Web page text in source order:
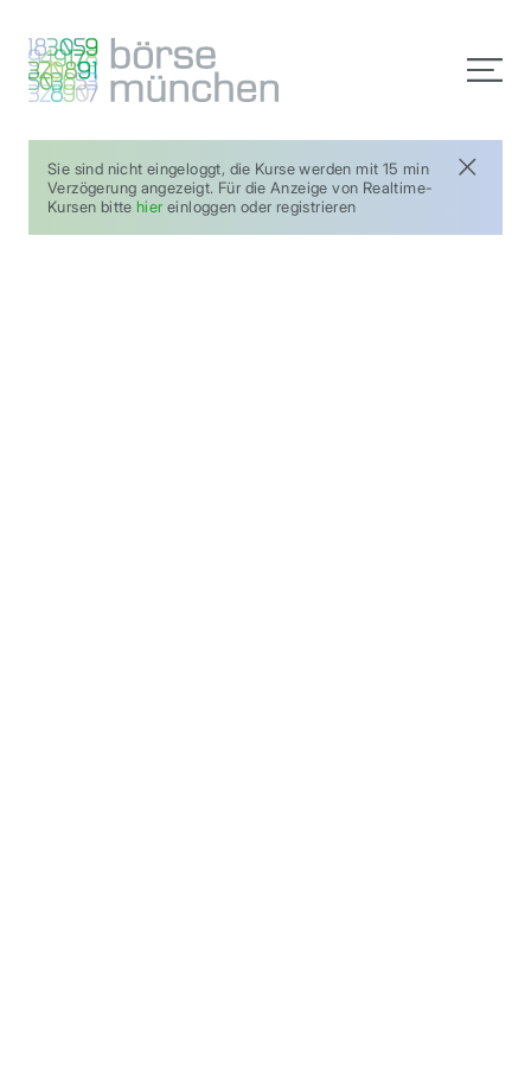
Sie sind nicht eingeloggt, die Kurse werden mit 15 min
Verzögerung angezeigt. Für die Anzeige von Realtime-
Kursen bittehier einloggen oder registrieren